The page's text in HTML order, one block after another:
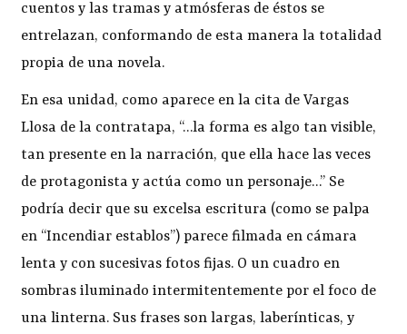
cuentos y las tramas y atmósferas de éstos se
entrelazan, conformando de esta manera la totalidad
propia de una novela.
En esa unidad, como aparece en la cita de Vargas
Llosa de la contratapa, “…la forma es algo tan visible,
tan presente en la narración, que ella hace las veces
de protagonista y actúa como un personaje…” Se
podría decir que su excelsa escritura (como se palpa
en “Incendiar establos”) parece filmada en cámara
lenta y con sucesivas fotos fijas. O un cuadro en
sombras iluminado intermitentemente por el foco de
una linterna. Sus frases son largas, laberínticas, y